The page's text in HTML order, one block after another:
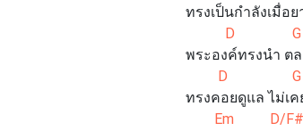
ทรงเป็นกำลังเมื่อยามท้
D G
พระองค์ทรงนำ ตลอดวั
D G
ทรงคอยดูแล ไม่เคยทอ
Em D/F#